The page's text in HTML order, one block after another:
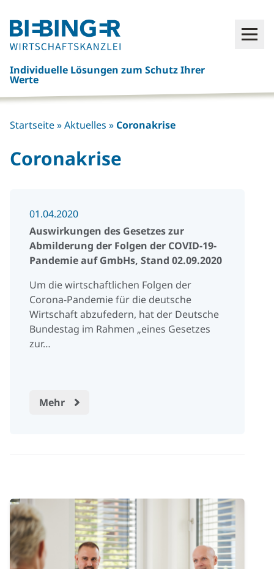
Click
here
go
back
to
Individuelle Lösungen zum Schutz Ihrer
Werte
Startseite»Aktuelles » Coronakrise
Coronakrise
01.04.2020
Auswirkungen des Gesetzes zur
Abmilderung der Folgen der COVID-19-
Pandemie auf GmbHs, Stand 02.09.2020
Um die wirtschaftlichen Folgen der
Corona-Pandemie für die deutsche
Wirtschaft abzufedern, hat der Deutsche
Bundestag im Rahmen „eines Gesetzes
zur…
Mehr